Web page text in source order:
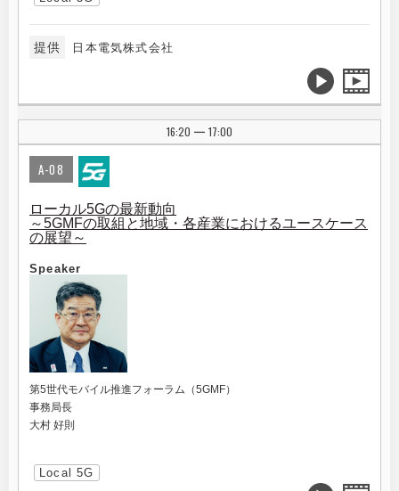
提供 日本電気株式会社
16:20 | 17:00
A-08
ローカル5Gの最新動向
～5GMFの取組と地域・各産業におけるユースケース
の展望～
Speaker
第5世代モバイル推進フォーラム（5GMF）
事務局長
大村 好則
Local 5G